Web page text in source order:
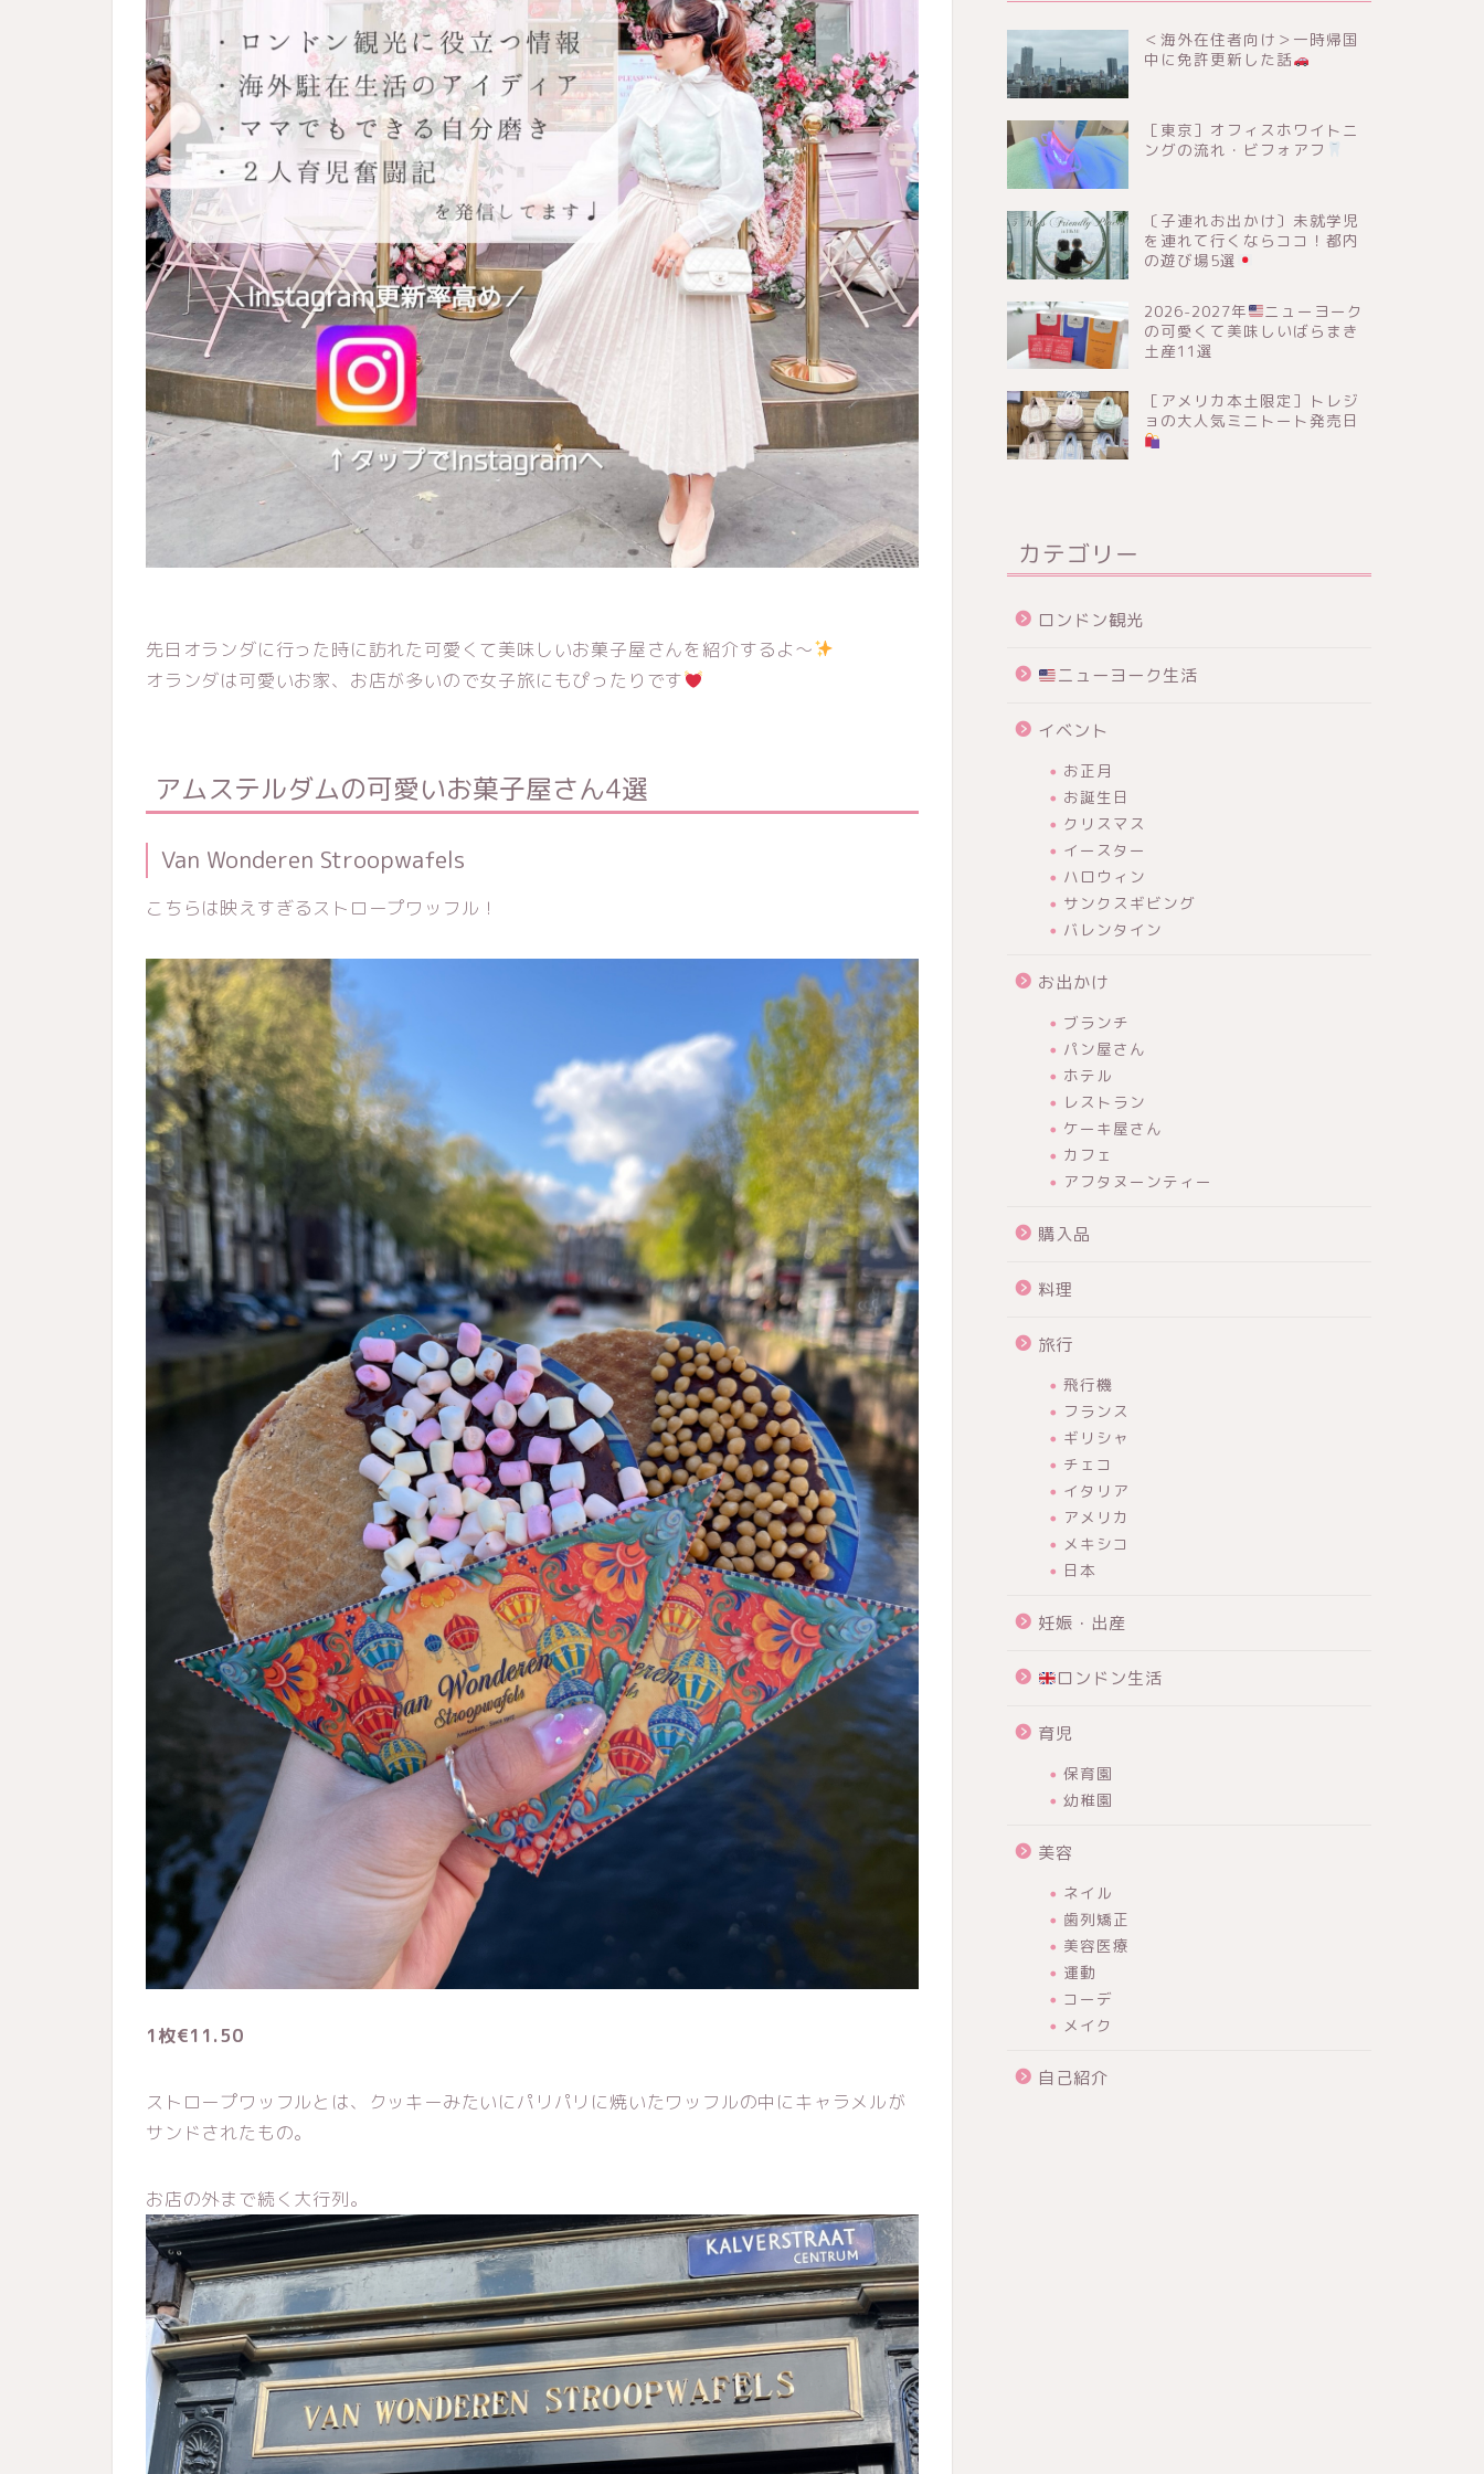
先日オランダに行った時に訪れた可愛くて美味しいお菓子屋さんを紹介するよ〜
オランダは可愛いお家、お店が多いので女子旅にもぴったりです
アムステルダムの可愛いお菓子屋さん4選
Van Wonderen Stroopwafels
こちらは映えすぎるストロープワッフル！
1枚€11.50
ストロープワッフルとは、クッキーみたいにパリパリに焼いたワッフルの中にキャラメルが
サンドされたもの。
お店の外まで続く大行列。
＜海外在住者向け＞一時帰国
中に免許更新した話
［東京］オフィスホワイトニ
ングの流れ・ビフォアフ
〔子連れお出かけ〕未就学児
を連れて行くならココ！都内
の遊び場5選
2026-2027年
ニューヨーク
の可愛くて美味しいばらまき
土産11選
［アメリカ本土限定］トレジ
ョの大人気ミニトート発売日
カテゴリー
ロンドン観光
ニューヨーク生活
イベント
お正月
お誕生日
クリスマス
イースター
ハロウィン
サンクスギビング
バレンタイン
お出かけ
ブランチ
パン屋さん
ホテル
レストラン
ケーキ屋さん
カフェ
アフタヌーンティー
購入品
料理
旅行
飛行機
フランス
ギリシャ
チェコ
イタリア
アメリカ
メキシコ
日本
妊娠・出産
ロンドン生活
育児
保育園
幼稚園
美容
ネイル
歯列矯正
美容医療
運動
コーデ
メイク
自己紹介